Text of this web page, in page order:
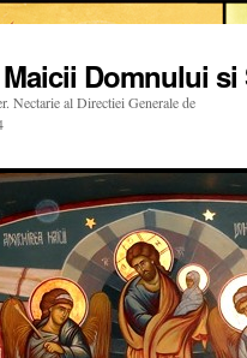
Domnului si
Nectarie al Directiei Generale de